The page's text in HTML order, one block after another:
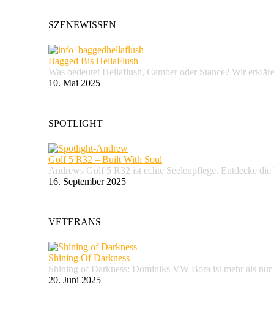
SZENEWISSEN
Bagged Bis HellaFlush
Was bedeutet Hellaflush, Camber oder Stance? Wir
10. Mai 2025
SPOTLIGHT
Golf 5 R32 – Built With Soul
Andrews Golf 5 R32 ist echte Seelenpflege. Entdecke
16. September 2025
VETERANS
Shining Of Darkness
Shining of Darkness: Dominiks VW Bora ist mehr als
20. Juni 2025